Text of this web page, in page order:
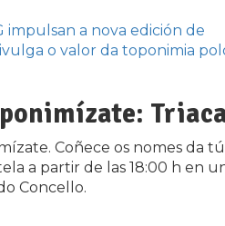
impulsan a nova edición de
o valor da toponimia
Coñece os nomes da
a partir de las 18:00 h en
Concello.